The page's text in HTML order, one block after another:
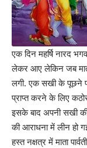
एक दिन महर्षि नारद
लेकर आए लेकिन जब माता
लगी. एक सखी के पूछने
प्राप्त करने के लिए
इसके बाद अपनी सखी की
की आराधना में लीन हो
हस्त नक्षत्र में माता